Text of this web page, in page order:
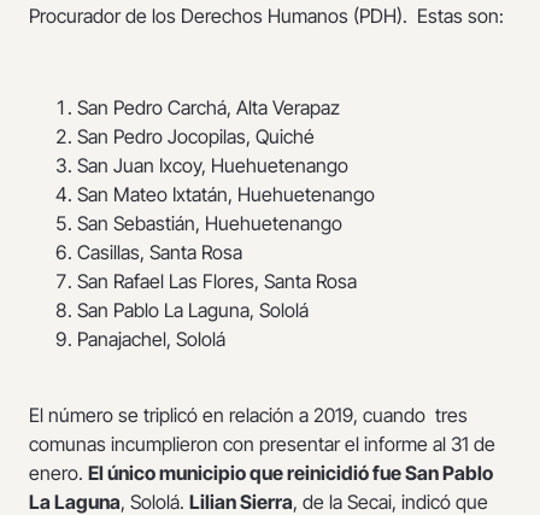
Procurador de los Derechos Humanos (PDH). Estas son:
San Pedro Carchá, Alta Verapaz
San Pedro Jocopilas, Quiché
San Juan Ixcoy, Huehuetenango
San Mateo Ixtatán, Huehuetenango
San Sebastián, Huehuetenango
Casillas, Santa Rosa
San Rafael Las Flores, Santa Rosa
San Pablo La Laguna, Sololá
Panajachel, Sololá
El número se triplicó en relación a 2019, cuando tres
comunas incumplieron con presentar el informe al 31 de
enero. El único municipio que reinicidió fue San Pablo
La Laguna, Sololá. Lilian Sierra, de la Secai, indicó que